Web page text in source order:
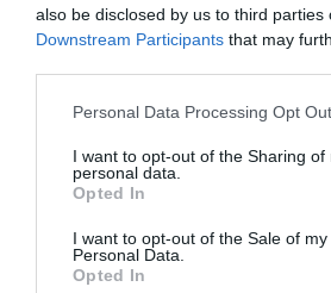
also be disclosed by us to third parties
Downstream Participants that may
Please note that this website/app uses
not limited to your visit or usage
grant or deny consent to Google and
use your data for below specified
consent section.
Personal Data Processing Opt
I want to opt-out of the Sharing of
personal data.
Opted In
I want to opt-out of the Sale of my
Personal Data.
Opted In
ΤΟ ΠΑΡΟΝ ΤΗΣ